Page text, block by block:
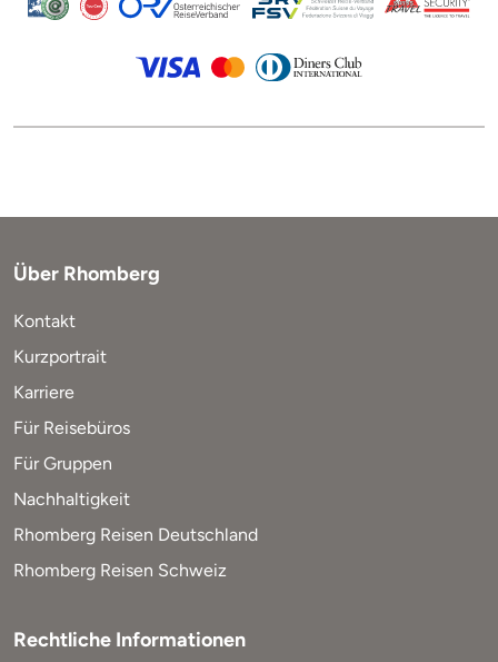
Über Rhomberg
Kontakt
Kurzportrait
Karriere
Für Reisebüros
Für Gruppen
Nachhaltigkeit
Rhomberg Reisen Deutschland
Rhomberg Reisen Schweiz
Rechtliche Informationen